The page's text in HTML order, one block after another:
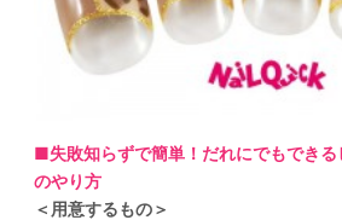
■失敗知らずで簡単！だれにでもできる
のやり方
＜用意するもの＞